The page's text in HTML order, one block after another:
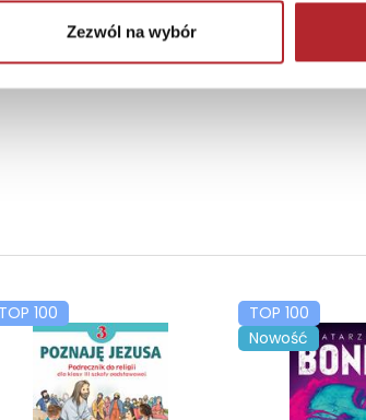
Zezwól na wybór
TOP 100
TOP 100
Nowość